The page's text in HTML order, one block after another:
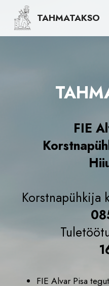
TAHMATAKSO
FIE
Korstnapühkija
FIE Alvar Pisa